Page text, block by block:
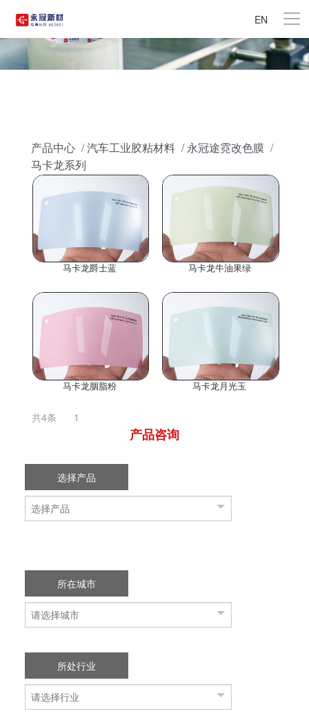
EN
产品中心 汽车工业胶粘材料
永冠途霓改色膜
马卡龙系列
马卡龙爵士蓝 马卡龙牛油果绿
马卡龙胭脂粉 马卡龙月光玉
共4条 1
产品咨询
选择产品
所在城市
所处行业